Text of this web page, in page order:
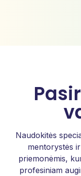
Naudokitės
mentorystės
priemonėmis,
profesiniam